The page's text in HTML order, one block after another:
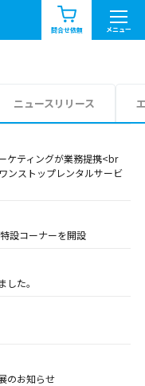
問合せ依頼 メニュー
お知らせ一覧
中国・四国
ニュースリリース
ケティングが業務提携<br
ンストップレンタルサービ
設コーナーを開設
た。
のお知らせ